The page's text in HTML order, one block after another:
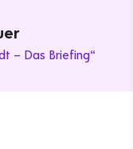
– Das Briefing“